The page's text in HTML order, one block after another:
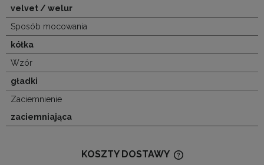
velvet / welur
Sposób mocowania
kółka
Wzór
gładki
Zaciemnienie
zaciemniająca
KOSZTY DOSTAWY